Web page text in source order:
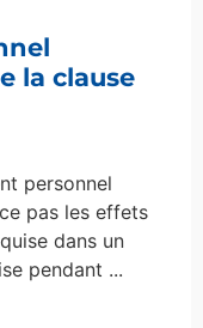
la clause
personnel
pas les effets
dans un
pendant ...